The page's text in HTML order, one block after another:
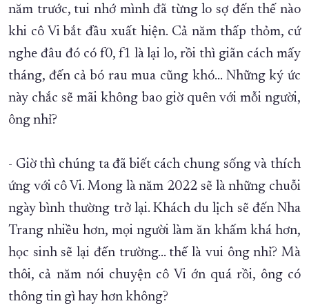
CHUNG TAY CẢI CÁCH HÀNH CHÍNH
XÂY DỰNG NÔNG THÔN MỚI LỊCH CẮT ĐIỆN
TÀU - XE - MÁY BAY
KỶ NIỆM 370 NĂM XÂY DỰNG VÀ PHÁT TRIỂN TỈNH KHÁNH HÒA
KHOẢNH KHẮC ĐẸP XỨ TRẦM
XÂY DỰNG KHÁNH HÒA TRỞ THÀNH THÀNH PHỐ TRỰC THUỘC
năm trước, tui nhớ mình đã từng lo sợ đến thế nào
khi cô Vi bắt đầu xuất hiện. Cả năm thấp thỏm, cứ
nghe đâu đó có f0, f1 là lại lo, rồi thì giãn cách mấy
tháng, đến cả bó rau mua cũng khó… Những ký ức
này chắc sẽ mãi không bao giờ quên với mỗi người,
ông nhỉ?
- Giờ thì chúng ta đã biết cách chung sống và thích
ứng với cô Vi. Mong là năm 2022 sẽ là những chuỗi
ngày bình thường trở lại. Khách du lịch sẽ đến Nha
Trang nhiều hơn, mọi người làm ăn khấm khá hơn,
học sinh sẽ lại đến trường… thế là vui ông nhỉ? Mà
thôi, cả năm nói chuyện cô Vi ớn quá rồi, ông có
thông tin gì hay hơn không?